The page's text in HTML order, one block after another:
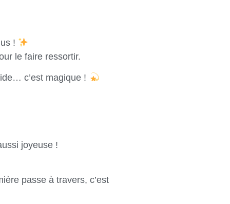
!
le faire ressortir.
c’est magique !
joyeuse !
passe à travers, c’est